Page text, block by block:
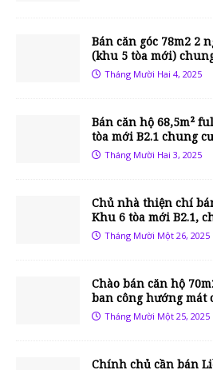
Bán căn góc 78m2 2
(khu 5 tòa mới)
Tháng Mười Hai 4, 2025
Bán căn hộ 68,5m²
tòa mới B2.1 chung
Tháng Mười Hai 3, 2025
Chủ nhà thiện chí
Khu 6 tòa mới B2.1,
Tháng Mười Một 26, 2025
Chào bán căn hộ
ban công hướng mát
Tháng Mười Một 25, 2025
Chính chủ cần bán